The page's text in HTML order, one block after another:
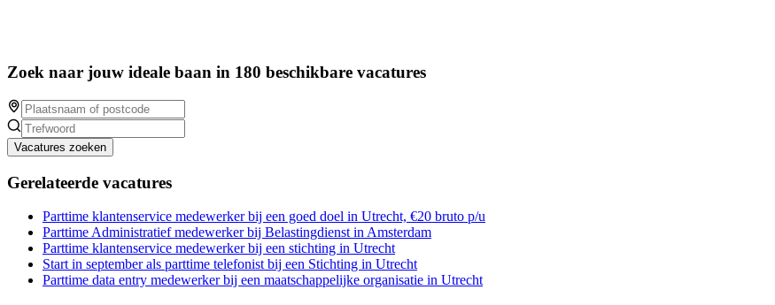
Zoek naar jouw ideale baan in 180 beschikbare vacatures
Vacatures zoeken
Gerelateerde vacatures
Parttime klantenservice medewerker bij een goed doel in Utrecht, €20 bruto p/u
Parttime Administratief medewerker bij Belastingdienst in Amsterdam
Parttime klantenservice medewerker bij een stichting in Utrecht
Start in september als parttime telefonist bij een Stichting in Utrecht
Parttime data entry medewerker bij een maatschappelijke organisatie in Utrecht